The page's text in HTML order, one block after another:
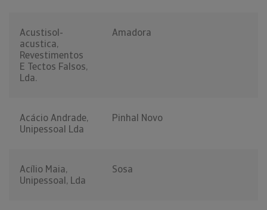
Acustisol-
acustica,
Revestimentos
E Tectos Falsos,
Lda.
Amadora
Acácio Andrade,
Unipessoal Lda
Pinhal Novo
Acílio Maia,
Unipessoal, Lda
Sosa